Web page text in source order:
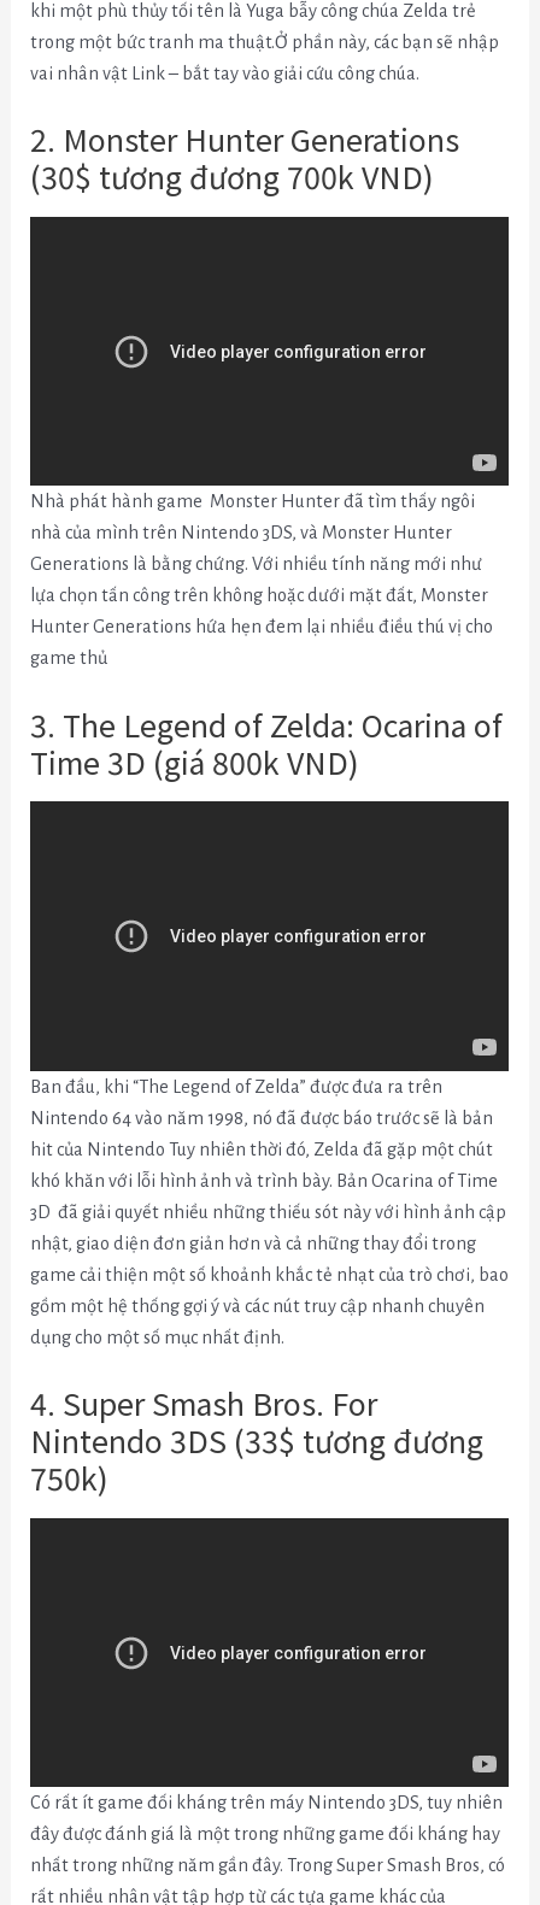
khi một phù thủy tối tên là Yuga bẫy công chúa Zelda trẻ
trong một bức tranh ma thuật.Ở phần này, các bạn sẽ nhập
vai nhân vật Link – bắt tay vào giải cứu công chúa.
2. Monster Hunter Generations
(30$ tương đương 700k VND)
Nhà phát hành game Monster Hunter đã tìm thấy ngôi
nhà của mình trên Nintendo 3DS, và Monster Hunter
Generations là bằng chứng. Với nhiều tính năng mới như
lựa chọn tấn công trên không hoặc dưới mặt đất, Monster
Hunter Generations hứa hẹn đem lại nhiều điều thú vị cho
game thủ
3. The Legend of Zelda: Ocarina of
Time 3D (giá 800k VND)
Ban đầu, khi “The Legend of Zelda” được đưa ra trên
Nintendo 64 vào năm 1998, nó đã được báo trước sẽ là bản
hit của Nintendo Tuy nhiên thời đó, Zelda đã gặp một chút
khó khăn với lỗi hình ảnh và trình bày. BảnOcarina of Time
3D đã giải quyết nhiều những thiếu sót này với hình ảnh cập
nhật, giao diện đơn giản hơn và cả những thay đổi trong
game cải thiện một số khoảnh khắc tẻ nhạt của trò chơi, bao
gồm một hệ thống gợi ý và các nút truy cập nhanh chuyên
dụng cho một số mục nhất định.
4. Super Smash Bros. For
Nintendo 3DS (33$ tương đương
750k)
Có rất ít game đối kháng trên máy Nintendo 3DS, tuy nhiên
đây được đánh giá là một trong những game đối kháng hay
nhất trong những năm gần đây. Trong Super Smash Bros, có
rất nhiều nhân vật tập hợp từ các tựa game khác của